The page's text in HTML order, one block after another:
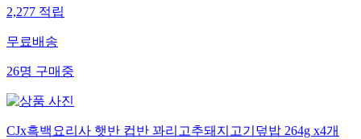
2,277 적립
무료배송
26명 구매중
CJx흑백요리사 햇반 컵반 꽈리고추돼지고기덮밥 264g x4개